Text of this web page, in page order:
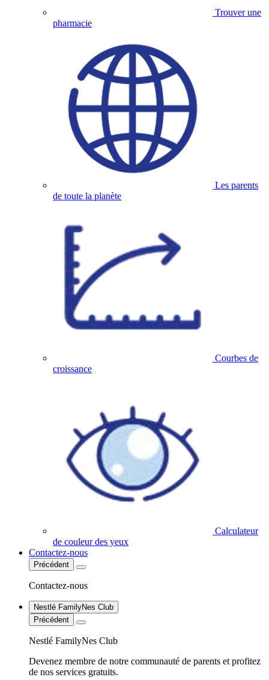
Trouver une
pharmacie
Les parents
de toute la planète
Courbes de
croissance
Calculateur
de couleur des yeux
Contactez-nous
Précédent
Contactez-nous
Nestlé FamilyNes Club
Précédent
Nestlé FamilyNes Club
Devenez membre de notre communauté de parents et profitez
de nos services gratuits.